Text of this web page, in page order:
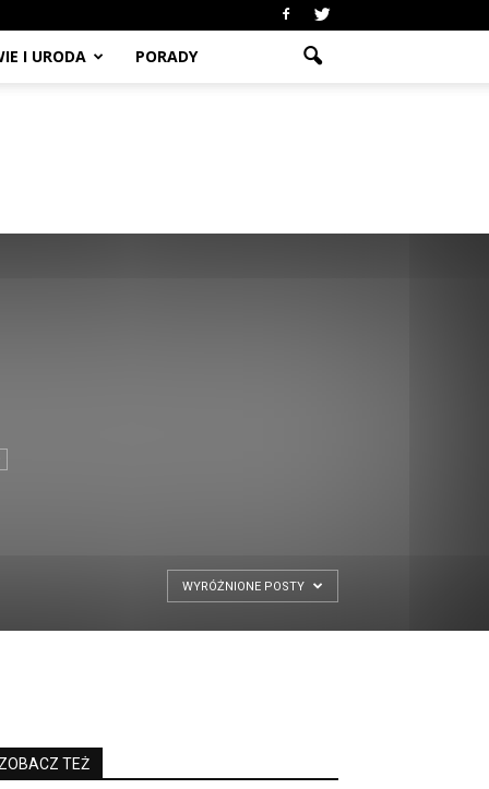
I URODA PORADY
WYRÓŻNIONE POSTY
ZOBACZ TEŻ